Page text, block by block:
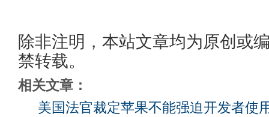
除非注明，本站文章均为原创或
禁转载。
相关文章：
美国法官裁定苹果不能强迫开发者使